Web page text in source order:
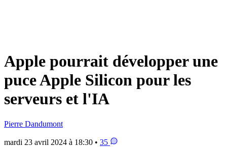
Apple pourrait développer une
puce Apple Silicon pour les
serveurs et l'IA
Pierre Dandumont
mardi 23 avril 2024 à 18:30 • 35